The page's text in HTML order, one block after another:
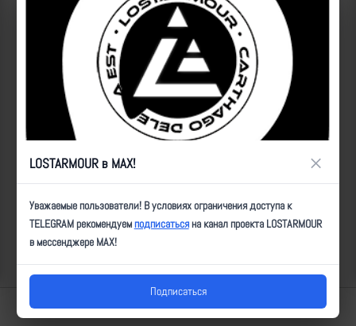
Операторы Центра "Рубикон" бьют по целям ВСУ на
Донбассе
11
Lostarmour | Carthago Delenda Est | 2014-2026
LOSTARMOUR в MAX! ×
Уважаемые пользователи! В условиях ограничения доступа к
TELEGRAM рекомендуемподписатьсяна канал проекта LOSTARMOUR
в мессенджере MAX!
Подписаться